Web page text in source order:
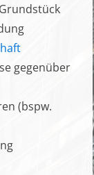
gegenüber
(bspw.